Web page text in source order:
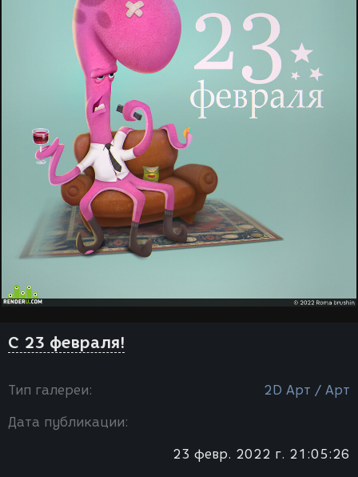
С 23 февраля!
Тип галереи: 2D Арт / Арт
Дата публикации:
23 февр. 2022 г. 21:05:26